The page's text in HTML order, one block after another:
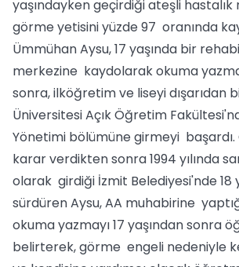
yaşındayken geçirdiği ateşli hastalık
görme yetisini yüzde 97 oranında
Ümmühan Aysu, 17 yaşında bir
merkezine kaydolarak okuma
sonra, ilköğretim ve liseyi dışarıdan
Üniversitesi Açık Öğretim
Yönetimi bölümüne girmeyi başardı.
karar verdikten sonra 1994 yılında
olarak girdiği İzmit Belediyesi'nde 18
sürdüren Aysu, AA muhabirine
okuma yazmayı 17 yaşından sonra
belirterek, görme engeli nedeniyle